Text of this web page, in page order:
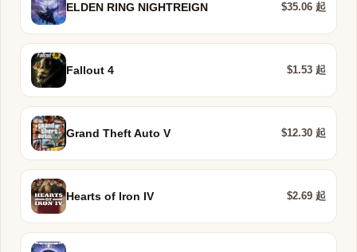
ELDEN RING NIGHTREIGN $35.06 起
Fallout 4 $1.53 起
Grand Theft Auto V $12.30 起
Hearts of Iron IV $2.69 起